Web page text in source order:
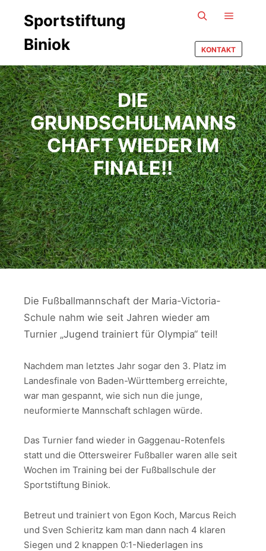
Sportstiftung
Biniok
KONTAKT
DIE
GRUNDSCHULMANNS
CHAFT WIEDER IM
FINALE!!
Die Fußballmannschaft der Maria-Victoria-
Schule nahm wie seit Jahren wieder am
Turnier „Jugend trainiert für Olympia“ teil!
Nachdem man letztes Jahr sogar den 3. Platz im
Landesfinale von Baden-Württemberg erreichte,
war man gespannt, wie sich nun die junge,
neuformierte Mannschaft schlagen würde.
Das Turnier fand wieder in Gaggenau-Rotenfels
statt und die Ottersweirer Fußballer waren alle seit
Wochen im Training bei der Fußballschule der
Sportstiftung Biniok.
Betreut und trainiert von Egon Koch, Marcus Reich
und Sven Schieritz kam man dann nach 4 klaren
Siegen und 2 knappen 0:1-Niederlagen ins